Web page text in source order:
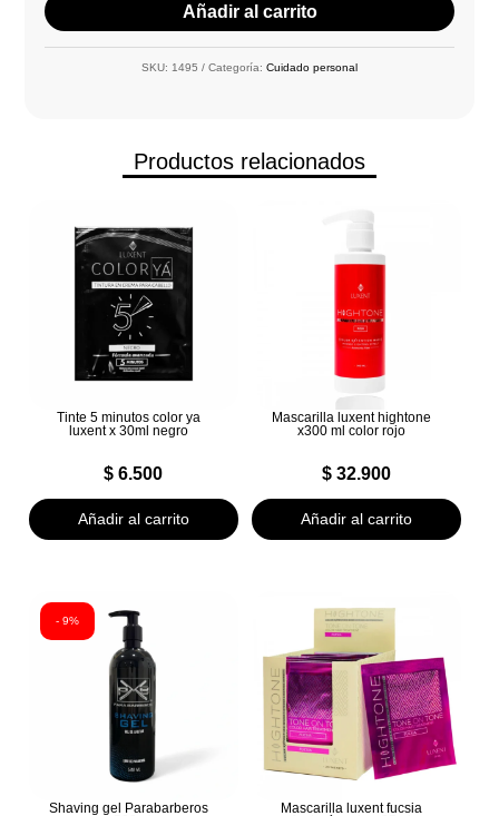
Añadir al carrito
SKU: 1495 Categoría: Cuidado personal
Productos relacionados
Tinte 5 minutos color ya
luxent x 30ml negro
$ 6.500
Añadir al carrito
Mascarilla luxent hightone
x300 ml color rojo
$32.900
Añadir al carrito
- 9%
Shaving gel Parabarberos
Mascarilla luxent fucsia